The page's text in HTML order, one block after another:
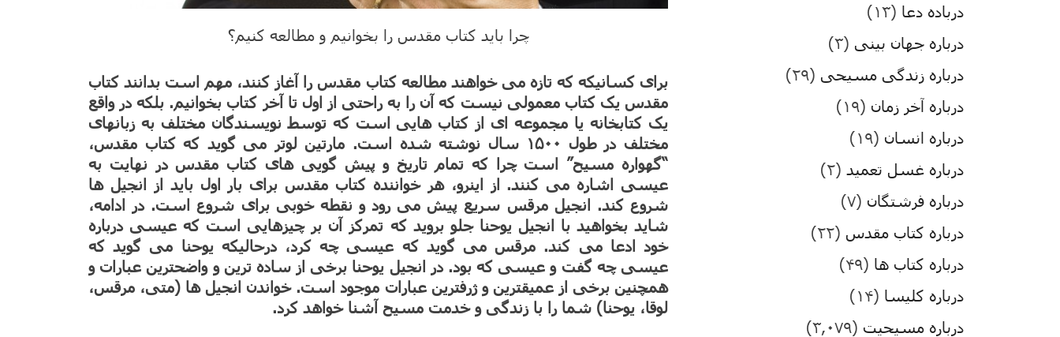
چرا باید کتاب مقدس را بخوانیم و مطالعه کنیم؟
برای کسانیکه که تازه می خواهند مطالعه کتاب مقدس را آغاز کنند، مهم است بدانند کتاب
مقدس یک کتاب معمولی نیست که آن را به راحتی از اول تا آخر کتاب بخوانیم. بلکه در واقع
یک کتابخانه یا مجموعه ای از کتاب هایی است که توسط نویسندگان مختلف به زبانهای
مختلف در طول ۱۵۰۰ سال نوشته شده است. مارتین لوتر می گوید که کتاب مقدس،
“گهواره مسیح” است چرا که تمام تاریخ و پیش گویی های کتاب مقدس در نهایت به
عیسی اشاره می کنند. از اینرو، هر خواننده کتاب مقدس برای بار اول باید از انجیل ها
شروع کند. انجیل مرقس سریع پیش می رود و نقطه خوبی برای شروع است. در ادامه،
شاید بخواهید با انجیل یوحنا جلو بروید که تمرکز آن بر چیزهایی است که عیسی درباره
خود ادعا می کند. مرقس می گوید که عیسی چه کرد، درحالیکه یوحنا می گوید که
عیسی چه گفت و عیسی که بود. در انجیل یوحنا برخی از ساده ترین و واضحترین عبارات و
همچنین برخی از عمیقترین و ژرفترین عبارات موجود است. خواندن انجیل ها (متی، مرقس،
لوقا، یوحنا) شما را با زندگی و خدمت مسیح آشنا خواهد کرد.
درباده دعا (۱۳)
درباره جهان بینی (۳)
درباره زندگی مسیحی (۲۹)
درباره آخر زمان (۱۹)
درباره انسان (۱۹)
درباره غسل تعمید (۲)
درباره فرشتگان (۷)
درباره کتاب مقدس (۲۲)
درباره کتاب ها (۴۹)
درباره کلیسا (۱۴)
درباره مسیحیت (۳,۰۷۹)